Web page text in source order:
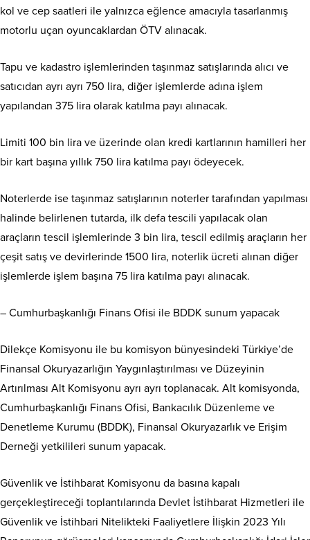
kol ve cep saatleri ile yalnızca eğlence amacıyla tasarlanmış
motorlu uçan oyuncaklardan ÖTV alınacak.
Tapu ve kadastro işlemlerinden taşınmaz satışlarında alıcı ve
satıcıdan ayrı ayrı 750 lira, diğer işlemlerde adına işlem
yapılandan 375 lira olarak katılma payı alınacak.
Limiti 100 bin lira ve üzerinde olan kredi kartlarının hamilleri her
bir kart başına yıllık 750 lira katılma payı ödeyecek.
Noterlerde ise taşınmaz satışlarının noterler tarafından yapılması
halinde belirlenen tutarda, ilk defa tescili yapılacak olan
araçların tescil işlemlerinde 3 bin lira, tescil edilmiş araçların her
çeşit satış ve devirlerinde 1500 lira, noterlik ücreti alınan diğer
işlemlerde işlem başına 75 lira katılma payı alınacak.
– Cumhurbaşkanlığı Finans Ofisi ile BDDK sunum yapacak
Dilekçe Komisyonu ile bu komisyon bünyesindeki Türkiye’de
Finansal Okuryazarlığın Yaygınlaştırılması ve Düzeyinin
Artırılması Alt Komisyonu ayrı ayrı toplanacak. Alt komisyonda,
Cumhurbaşkanlığı Finans Ofisi, Bankacılık Düzenleme ve
Denetleme Kurumu (BDDK), Finansal Okuryazarlık ve Erişim
Derneği yetkilileri sunum yapacak.
Güvenlik ve İstihbarat Komisyonu da basına kapalı
gerçekleştireceği toplantılarında Devlet İstihbarat Hizmetleri ile
Güvenlik ve İstihbari Nitelikteki Faaliyetlere İlişkin 2023 Yılı